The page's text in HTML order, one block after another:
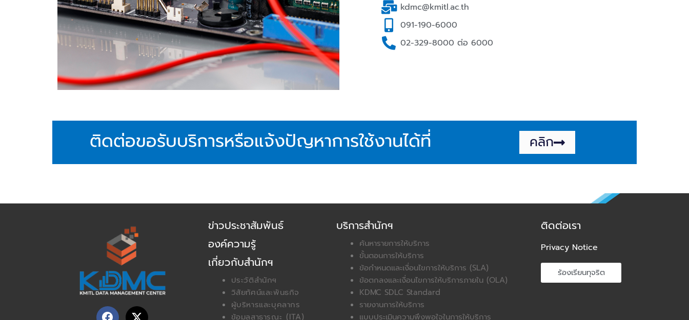
kdmc@kmitl.ac.th
091-190-6000
02-329-8000 ต่อ 6000
ติดต่อขอรับบริการหรือแจ้งปัญหาการใช้งานได้ที่ คลิก
F X
ข่าวประชาสัมพันธ์
องค์ความรู้
เกี่ยวกับสำนักฯ
ประวัติสำนักฯ
วิสัยทัศน์และพันธกิจ
ผู้บริหารและบุคลากร
ข้อมูลสาธารณะ (ITA)
บริการสำนักฯ
ค้นหารายการให้บริการ
ขั้นตอนการให้บริการ
ข้อกำหนดและเงื่อนไขการให้บริการ (SLA)
ข้อตกลงและเงื่อนไขการให้บริการภายใน (OLA)
KDMC SDLC Standard
รายงานการให้บริการ
แบบประเมินความพึงพอใจในการให้บริการ
ติดต่อเรา
Privacy Notice
ร้องเรียนทุจริต